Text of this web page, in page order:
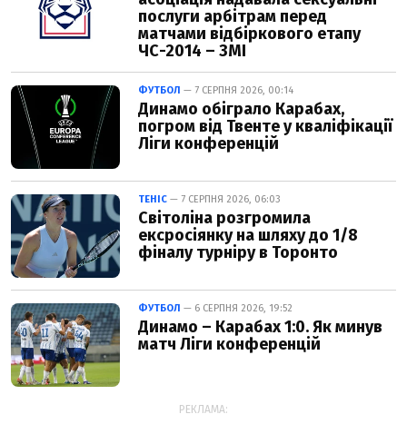
послуги арбітрам перед
матчами відбіркового етапу
ЧС-2014 – ЗМІ
ФУТБОЛ — 7 СЕРПНЯ 2026, 00:14
Динамо обіграло Карабах,
погром від Твенте у кваліфікації
Ліги конференцій
ТЕНІС — 7 СЕРПНЯ 2026, 06:03
Світоліна розгромила
ексросіянку на шляху до 1/8
фіналу турніру в Торонто
ФУТБОЛ — 6 СЕРПНЯ 2026, 19:52
Динамо – Карабах 1:0. Як минув
матч Ліги конференцій
РЕКЛАМА: